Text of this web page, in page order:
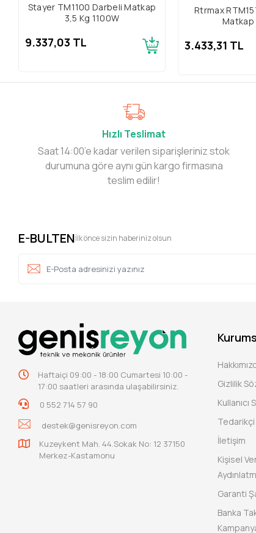
Stayer TM1100 Darbeli Matkap
3,5 Kg 1100W
9.337,03 TL
Rtrmax
Matkap
3.433,31 TL
Hızlı Teslimat
Saat 14:00’e kadar verilen siparişleriniz stok
durumuna göre aynı gün kargo firmasına
teslim edilir!
E-BULTENİlk önce sizin haberiniz olsun
Haftaiçi 09:00 - 18:00 Cumartesi 10:00 -
17:00 saatleri arasında ulaşabilirsiniz.
0 552 714 57 90
destek@genisreyon.com
Kuzeykent Mah. 44.Sokak No: 12 37150
Merkez-Kastamonu
Gizlilik
Tedarikçi
İletişim
Kişisel
Garanti
Banka